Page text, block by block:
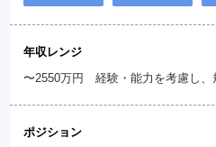
年収レンジ
〜2550万円 経験・能力を考慮し、
ポジション